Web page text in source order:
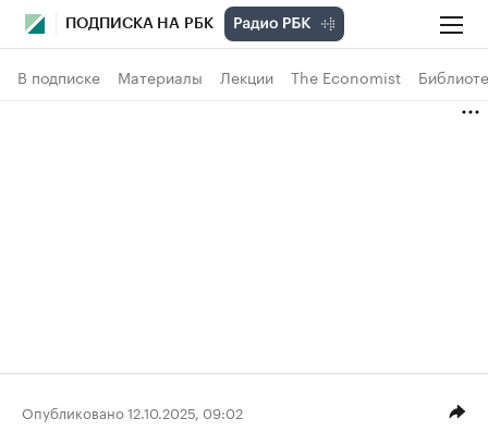
ПОДПИСКА НА РБК
В подписке Материалы Лекции The Economist
Опубликовано 12.10.2025, 09:02